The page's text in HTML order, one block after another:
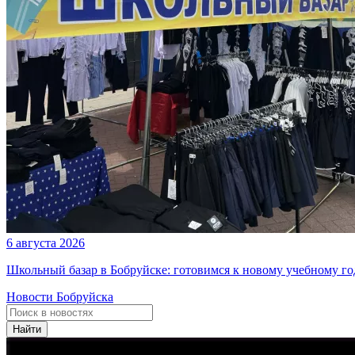
6 августа 2026
Школьный базар в Бобруйске: готовимся к новому учебному
Новости Бобруйска
Найти